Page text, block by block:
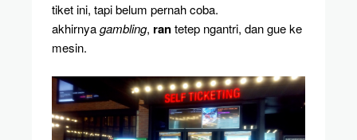
tiket ini, tapi belum pernah coba.
akhirnyagambling, rantetep ngantri, dan gue ke
mesin.